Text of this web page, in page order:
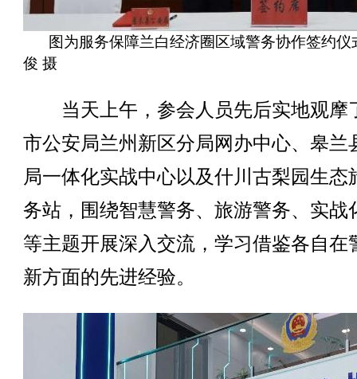
图为服务保障兰白经济圈区域警务协作签约仪
俊 摄
当天上午，参会人员先后实地观摩
市公安局兰州新区分局网办中心、皋兰
局一体化实战中心以及什川古梨园生态
务站，围绕智慧警务、旅游警务、实战
等主题开展深入交流，学习借鉴各自在
新方面的先进经验。